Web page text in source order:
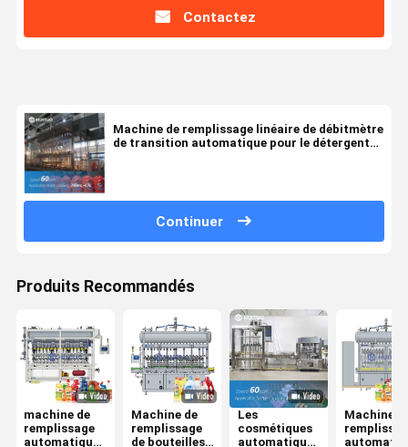
Contactez
Machine de remplissage linéaire de débitmètre
de transition automatique pour le détergent
Continuer
Produits Recommandés
machine de
remplissage
automatique
Machine de
remplissage
de bouteilles
Les
cosmétiques
automatiques
Machine